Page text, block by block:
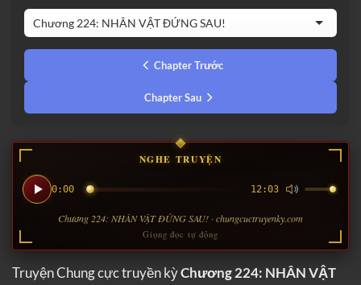
Chapter Trước
Chapter Sau
NGHE TRUYỆN
0:00 12:03
Chương 224: NHÂN VẬT ĐỨNG SAU! · chungcuctruyenky.com
Giọng đọc tự động
Truyện Chung cực truyền kỳChương 224: NHÂN VẬT